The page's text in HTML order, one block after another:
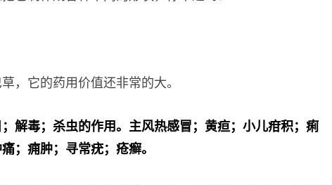
，它的药用价值还非常的大。
解毒；杀虫的作用。主风热感冒；黄疸；小儿疳积；痢
；痈肿；寻常疣；疮癣。